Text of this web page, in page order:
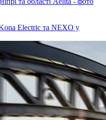
Electric та NEXO у